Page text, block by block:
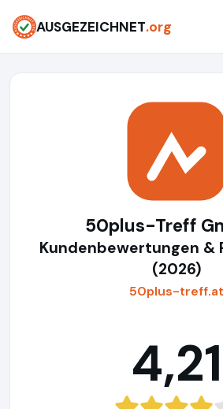
AUSGEZEICHNET.org
50plus-Treff
Kundenbewertungen &
(2026)
50plus-treff.at
4,21